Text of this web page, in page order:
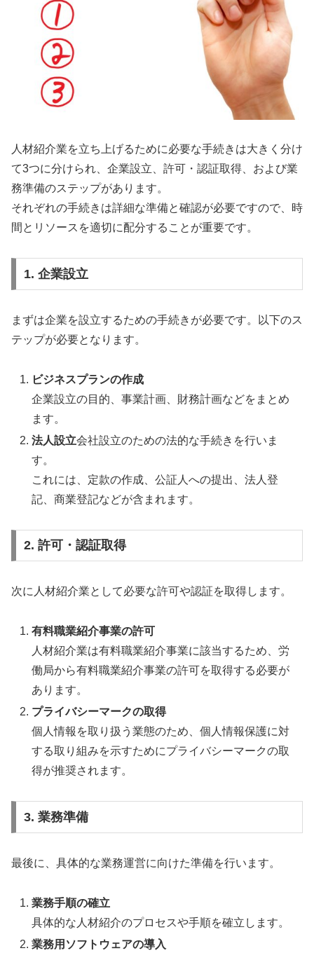
人材紹介業を立ち上げるために必要な手続きは大きく分け
て3つに分けられ、企業設立、許可・認証取得、および業
務準備のステップがあります。
それぞれの手続きは詳細な準備と確認が必要ですので、時
間とリソースを適切に配分することが重要です。
1. 企業設立
まずは企業を設立するための手続きが必要です。以下のス
テップが必要となります。
ビジネスプランの作成
企業設立の目的、事業計画、財務計画などをまとめ
ます。
法人設立会社設立のための法的な手続きを行いま
す。
これには、定款の作成、公証人への提出、法人登
記、商業登記などが含まれます。
2. 許可・認証取得
次に人材紹介業として必要な許可や認証を取得します。
有料職業紹介事業の許可
人材紹介業は有料職業紹介事業に該当するため、労
働局から有料職業紹介事業の許可を取得する必要が
あります。
プライバシーマークの取得
個人情報を取り扱う業態のため、個人情報保護に対
する取り組みを示すためにプライバシーマークの取
得が推奨されます。
3. 業務準備
最後に、具体的な業務運営に向けた準備を行います。
業務手順の確立
具体的な人材紹介のプロセスや手順を確立します。
業務用ソフトウェアの導入